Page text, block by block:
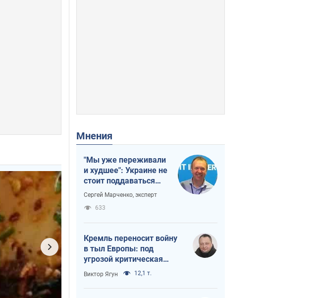
Мнения
"Мы уже переживали
и худшее": Украине не
стоит поддаваться
отчаянию из-за
Сергей Марченко, эксперт
633
Кремль переносит войну
в тыл Европы: под
угрозой критическая
логистика
Виктор Ягун 12,1 т.